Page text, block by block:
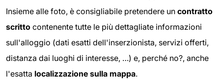
Insieme alle foto, è consigliabile pretendere un contratto
scritto contenente tutte le più dettagliate informazioni
sull'alloggio (dati esatti dell'inserzionista, servizi offerti,
distanza dai luoghi di interesse, …) e, perché no?, anche
l'esatta localizzazione sulla mappa.